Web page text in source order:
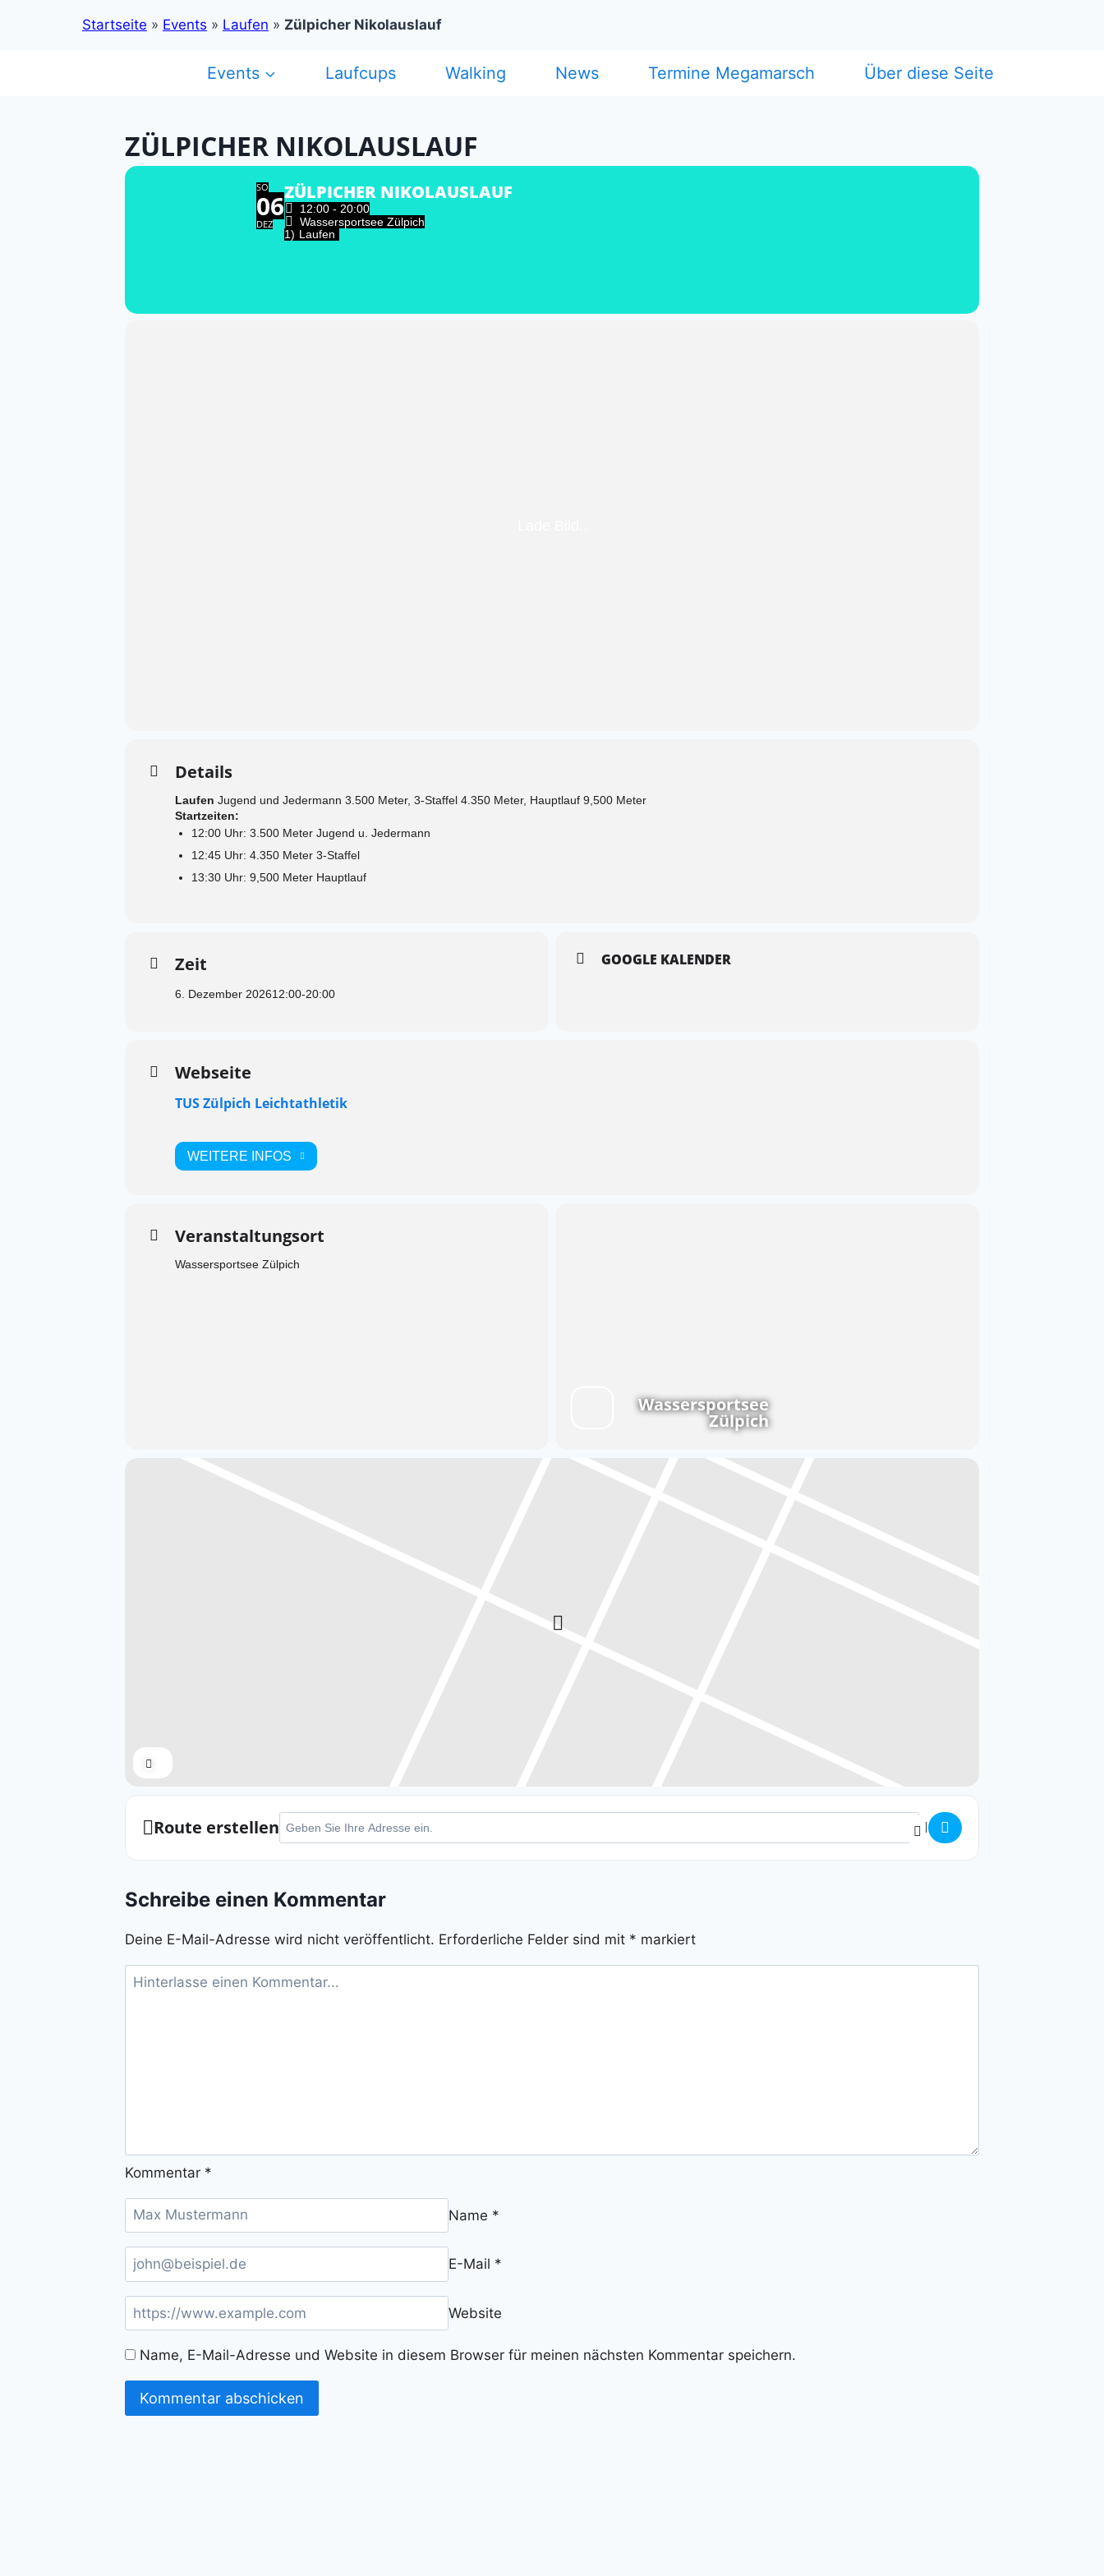
Startseite » Events » Laufen » Zülpicher Nikolauslauf
Events Laufcups Walking News Termine Megamarsch Über diese Seite
ZÜLPICHER NIKOLAUSLAUF
SO
06
DEZ
ZÜLPICHER NIKOLAUSLAUF
12:00 - 20:00
Wassersportsee Zülpich
1) Laufen
Details
Laufen Jugend und Jedermann 3.500 Meter, 3-Staffel 4.350 Meter, Hauptlauf 9,500 Meter
Startzeiten:
12:00 Uhr: 3.500 Meter Jugend u. Jedermann
12:45 Uhr: 4.350 Meter 3-Staffel
13:30 Uhr: 9,500 Meter Hauptlauf
Zeit
6. Dezember 202612:00-20:00
GOOGLE KALENDER
Webseite
TUS Zülpich Leichtathletik
WEITERE INFOS
Veranstaltungsort
Wassersportsee Zülpich
Wassersportsee
Zülpich
Route erstellen
Schreibe einen Kommentar
Deine E-Mail-Adresse wird nicht veröffentlicht. Erforderliche Felder sind mit * markiert
Kommentar *
Name *
E-Mail *
Website
Name, E-Mail-Adresse und Website in diesem Browser für meinen nächsten Kommentar speichern.